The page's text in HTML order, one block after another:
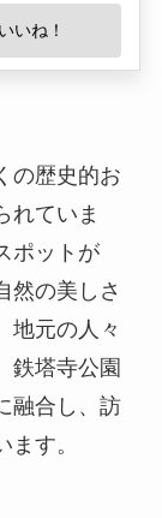
れていま
ポットが
鉄塔寺公園
合し、訪
ます。
に位置し